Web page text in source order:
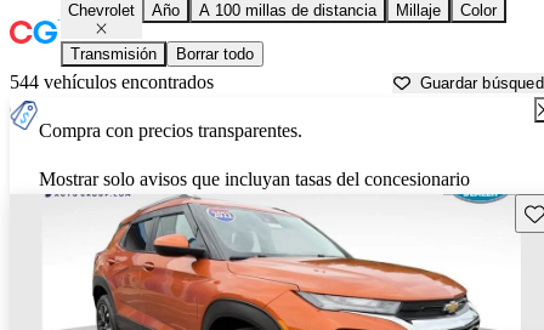
Chevrolet Año A 100 millas de distancia Millaje Color
Transmisión Borrar todo
544 vehículos encontrados Guardar
Compra con precios transparentes.
Mostrar solo avisos que incluyan tasas del concesionario